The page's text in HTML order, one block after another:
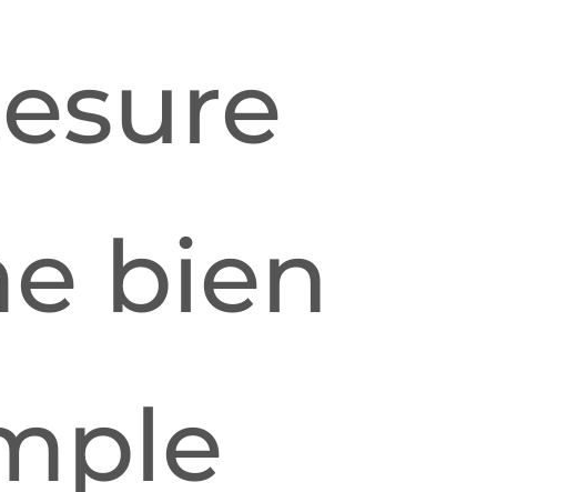
bien